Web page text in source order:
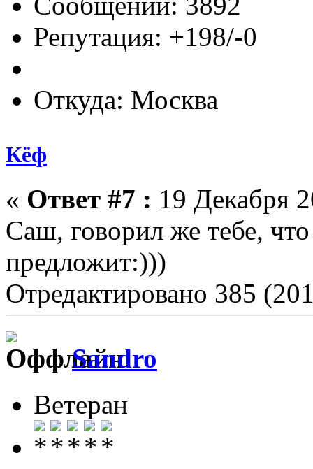
Репутация: +198/-0
Откуда: Москва
Кёф
« Ответ #7 : 19 Декабря
Саш, говорил же тебе,
предложит:)))
Отредактировано 385
Sandro
Ветеран